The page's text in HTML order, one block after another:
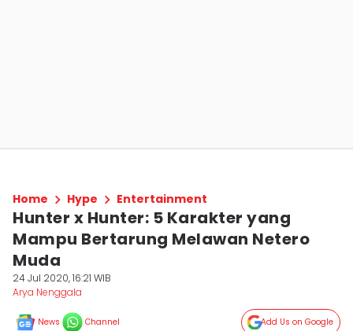
Home Hype Entertainment
Hunter x Hunter: 5 Karakter yang
Mampu Bertarung Melawan Netero
Muda
24 Jul 2020, 16:21 WIB
Arya Nenggala
News Channel Add Us on Google